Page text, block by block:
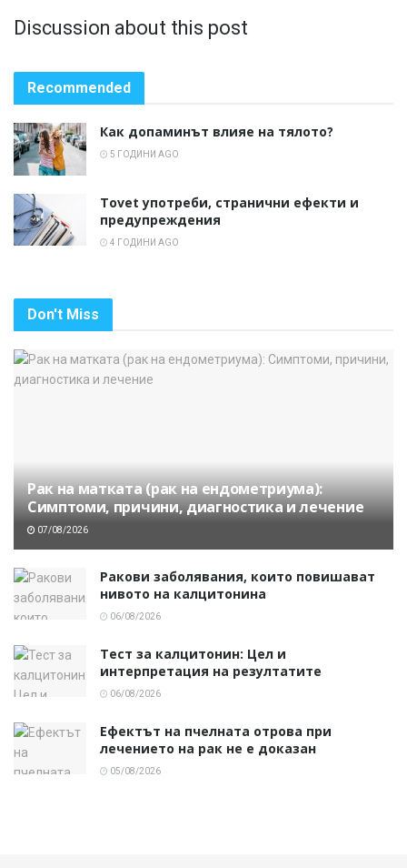
Discussion about this post
Recommended
Как допаминът влияе на тялото?
5 ГОДИНИ AGO
Tovet употреби, странични ефекти и
предупреждения
4 ГОДИНИ AGO
Don't Miss
Рак на матката (рак на ендометриума):
Симптоми, причини, диагностика и лечение
07/08/2026
Ракови заболявания, които повишават
нивото на калцитонина
06/08/2026
Тест за калцитонин: Цел и
интерпретация на резултатите
06/08/2026
Ефектът на пчелната отрова при
лечението на рак не е доказан
05/08/2026